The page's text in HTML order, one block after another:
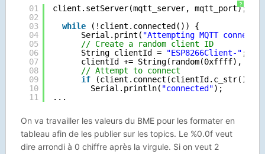
?
01
02
03
04
05
06
07
08
09
10
11
client.setServer(mqtt_server, mqtt_port);
while
(!client.connected()) {
Serial.print( "Attempting MQTT
// Create a random client ID
String clientId =
"ESP8266Client-" ;
clientId += String(random(0xffff),
// Attempt to connect
if
(client.connect(clientId.c_str())) {
Serial.println( "connected");
...
On va travailler les valeurs du BME pour les formater en
tableau afin de les publier sur les topics. Le %0.0f veut
dire arrondi à 0 chiffre après la virgule. Si on veut 2